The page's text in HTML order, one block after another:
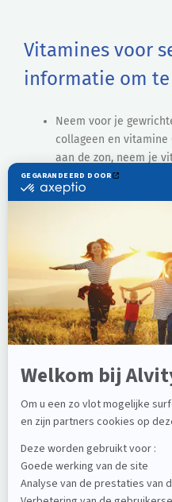
Vitamines voor
informatie om
Neem voor je
collageen en
aan de zon, neem je
botkapitaal te
Vitamine B6 en B12
vitamine E om de
Je darmflora bevat het
immuunsysteem.
probiotica.
Omega-3-vetzuren
hersenen, maar ze
bevatten voor